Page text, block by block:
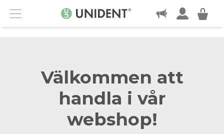
Menu
KONTAKT
Välkommen att
handla i vår
webshop!